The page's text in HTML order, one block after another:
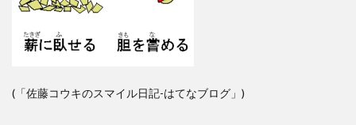
(「佐藤コウキのスマイル日記-はてなブログ」)